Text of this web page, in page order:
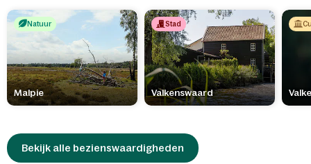
Natuur
Malpie
Stad
Valkenswaard
Bekijk alle bezienswaardigheden